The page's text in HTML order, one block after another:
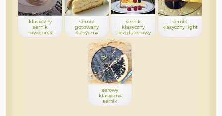
klasyczny
sernik
nowojorski
sernik
gotowany
klasyczny
sernik
klasyczny
bezglutenowy
sernik
klasyczny light
serowy
klasyczny
sernik